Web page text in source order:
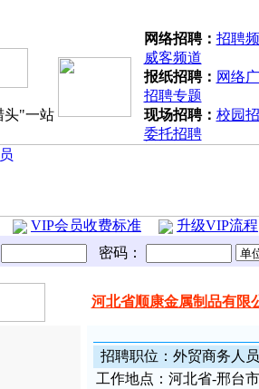
网络招聘： 招聘
威客频道
报纸招聘： 网络
招聘专题
头"一站
现场招聘： 校园
委托招聘
VIP会员收费标准
升级VIP流程
密码：
河北省顺康金属制品有限
招聘职位 ： 外贸商务人
工作地点： 河北省-邢台